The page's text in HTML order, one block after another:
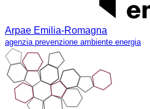
Arpae Emilia-Romagna
agenzia prevenzione ambiente energia